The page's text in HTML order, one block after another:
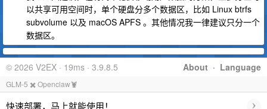
以共享可用空间时，单个硬盘分多个数据区，比如 Linux btrfs
subvolume 以及 macOS APFS 。其他情况我一律建议只分一个
数据区。
About · Language
© 2026 V2EX · 19ms · 3.9.8.5
GLM-5 ✖️ Openclaw🦞
快速部署，马上就能使用！ ›